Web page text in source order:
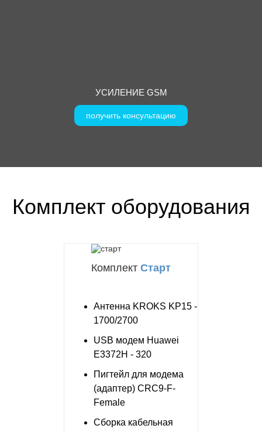
УСИЛЕНИЕ GSM
получить консультацию
Комплект оборудования
Комплект Старт
Антенна KROKS KP15 -
1700/2700
USB модем Huawei
E3372H - 320
Пигтейл для модема
(адаптер) CRC9-F-
Female
Сборка кабельная